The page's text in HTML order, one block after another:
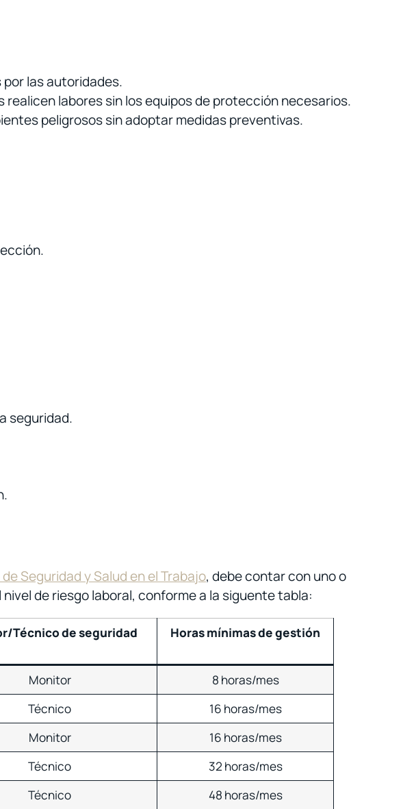
las autoridades.
realicen labores sin los equipos de protección necesarios.
peligrosos sin adoptar medidas preventivas.
seguridad.
Seguridad y Salud en el Trabajo, debe contar con uno o
de riesgo laboral, conforme a la siguente tabla:
Técnico de seguridad Horas mínimas de gestión
Monitor
8 horas/mes
Técnico
16 horas/mes
Monitor
16 horas/mes
Técnico
32 horas/mes
Técnico 48 horas/mes